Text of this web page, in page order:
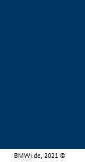
BMWi.de, 2021 ©